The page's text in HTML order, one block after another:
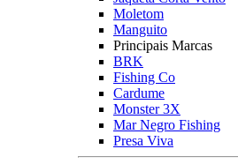
Moletom
Manguito
Principais Marcas
BRK
Fishing Co
Cardume
Monster 3X
Mar Negro Fishing
Presa Viva